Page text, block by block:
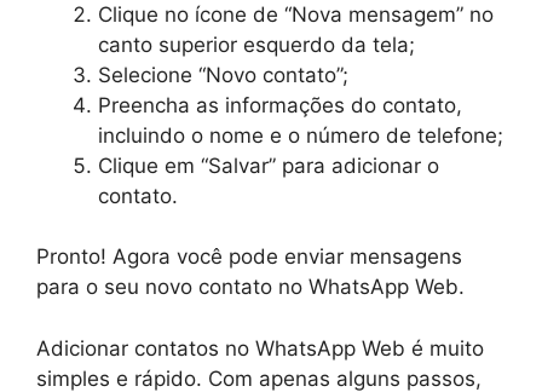
Clique no ícone de “Nova mensagem” no
canto superior esquerdo da tela;
Selecione “Novo contato”;
Preencha as informações do contato,
incluindo o nome e o número de telefone;
Clique em “Salvar” para adicionar o
contato.
Pronto! Agora você pode enviar mensagens
para o seu novo contato no WhatsApp Web.
Adicionar contatos no WhatsApp Web é muito
simples e rápido. Com apenas alguns passos,